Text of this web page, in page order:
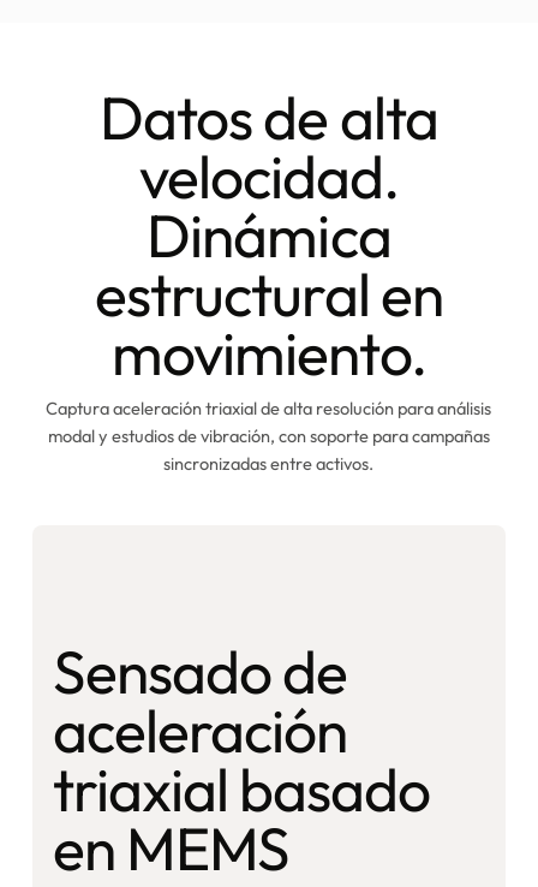
Datos de alta
velocidad.
Dinámica
estructural en
movimiento.
Captura aceleración triaxial de alta resolución para análisis
modal y estudios de vibración, con soporte para campañas
sincronizadas entre activos.
Sensado de
aceleración
triaxial basado
en MEMS